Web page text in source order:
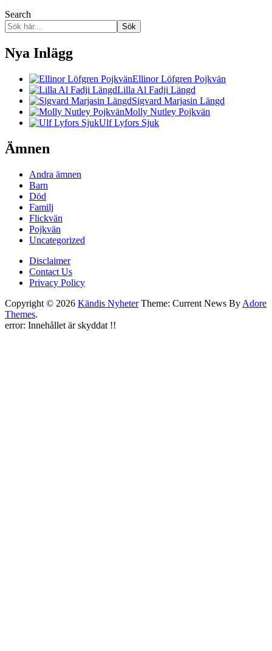
Search
Sök
Nya Inlägg
Ellinor Löfgren Pojkvän
Lilla Al Fadji Längd
Sigvard Marjasin Längd
Molly Nutley Pojkvän
Ulf Lyfors Sjuk
Ämnen
Andra ämnen
Barn
Död
Familj
Flickvän
Pojkvän
Uncategorized
Disclaimer
Contact Us
Privacy Policy
Copyright © 2026 Kändis NyheterTheme: Current News By Adore
Themes.
error: Innehållet är skyddat !!